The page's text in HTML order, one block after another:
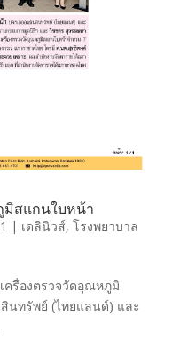
มิสแกนใบหน้า
| เดลินิวส์, โรงพยาบาล
รื่องตรวจวัดอุณหภูมิ
นทรัพย์ (ไทยแลนด์) และ